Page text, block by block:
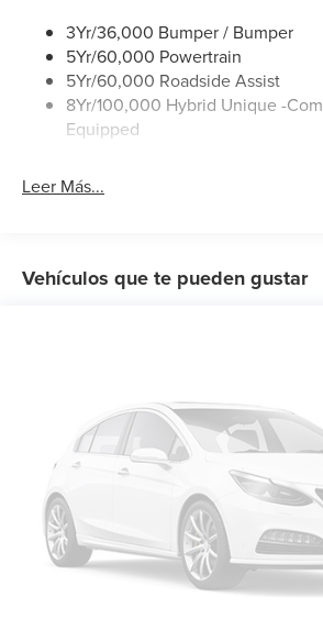
3Yr/36,000 Bumper / Bumper
5Yr/60,000 Powertrain
5Yr/60,000 Roadside Assist
8Yr/100,000 Hybrid Unique -
Equipped
Leer Más...
Vehículos que te pueden gustar